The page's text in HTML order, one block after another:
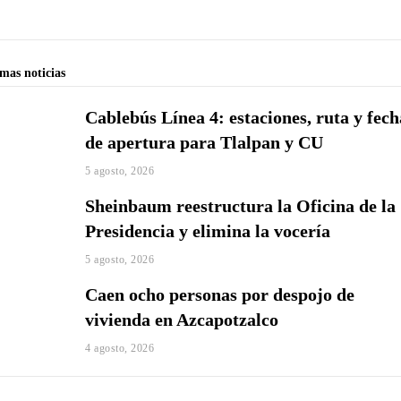
noticias
Cablebús Línea 4: estaciones, ruta y
de apertura para Tlalpan y CU
5 agosto, 2026
Sheinbaum reestructura la Oficina de la
Presidencia y elimina la vocería
5 agosto, 2026
Caen ocho personas por despojo de
vivienda en Azcapotzalco
4 agosto, 2026